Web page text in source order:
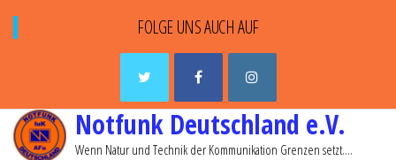
FOLGE UNS AUCH AUF
Notfunk Deutschland e.V.
Wenn Natur und Technik der Kommunikation Grenzen setzt….